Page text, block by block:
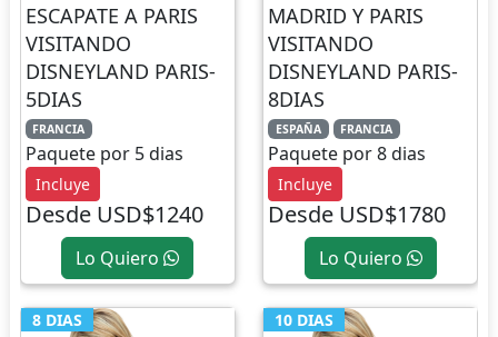
ESCAPATE A PARIS
VISITANDO
DISNEYLAND PARIS-
5DIAS
FRANCIA
Paquete por 5 dias
Incluye
Desde USD$1240
Lo Quiero
MADRID Y PARIS
VISITANDO
DISNEYLAND PARIS-
8DIAS
ESPAÑA FRANCIA
Paquete por 8 dias
Incluye
Desde USD$1780
Lo Quiero
8 DIAS 10 DIAS